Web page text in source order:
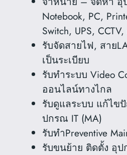
Notebook, PC,
Switch, UPS, CCTV,
รับจัดสายไฟ, สาย
เป็นระเบียบ
รับทำระบบ Video
ออนไลน์ทางไกล
รับดูแลระบบ แก้ไข
ปกรณ IT (MA)
รับทำPreventive
รับขนย้าย ติดตั้ง อุป